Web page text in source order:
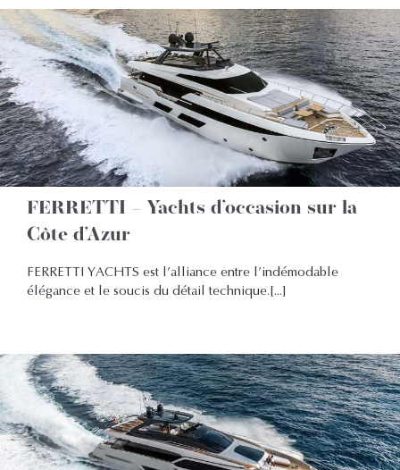
FERRETTI – Yachts d’occasion sur la
Côte d’Azur
FERRETTI YACHTS est l’alliance entre l’indémodable
élégance et le soucis du détail technique.[...]